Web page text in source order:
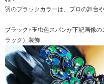
羽のブラックカラーは、プロの舞台
ブラック×玉虫色スパンが下記画像
ラック）装飾